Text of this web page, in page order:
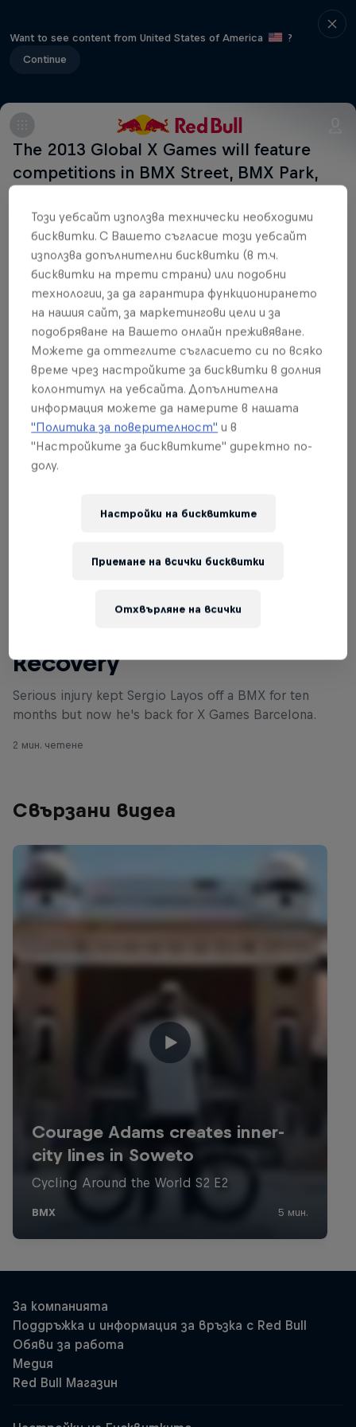
Want to see content from United States of America
?
Continue
The 2013 Global X Games will feature
competitions in BMX Street, BMX Park,
Част от това събитие
Daniel Dhers
Venezuela
Сега прочети това
Recovery
Serious injury kept Sergio Layos off a BMX for ten
months but now he's back for X Games Barcelona.
2 мин. четене
Свързани видеа
Този уебсайт използва технически необходими
бисквитки. С Вашето съгласие този уебсайт
използва допълнителни бисквитки (в т.ч.
бисквитки на трети страни) или подобни
технологии, за да гарантира функционирането
на нашия сайт, за маркетингови цели и за
подобряване на Вашето онлайн преживяване.
Можете да оттеглите съгласието си по всяко
време чрез настройките за бисквитки в долния
колонтитул на уебсайта. Допълнителна
информация можете да намерите в нашата
"Политика за поверителност" и в
"Настройките за бисквитките" директно по-
долу.
Настройки на бисквитките
Отхвърляне на всички
Приемане на всички бисквитки